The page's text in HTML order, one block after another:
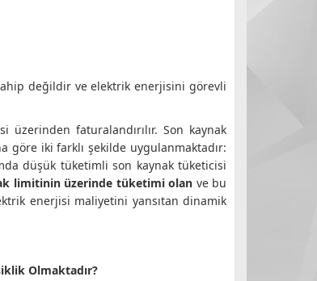
değildir ve elektrik enerjisini görevli
faturalandırılır. Son kaynak
göre iki farklı şekilde uygulanmaktadır:
düşük tüketimli son kaynak tüketicisi
limitinin üzerinde tüketimi olan ve bu
enerjisi maliyetini yansıtan dinamik
Olmaktadır?